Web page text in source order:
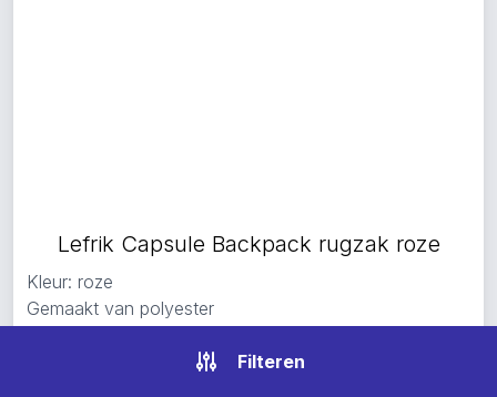
Lefrik Capsule Backpack rugzak roze
Kleur: roze
Gemaakt van polyester
Op voorraad — verzending:
Filteren